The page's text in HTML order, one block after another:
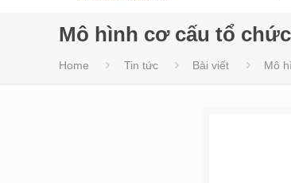
Mô hình cơ cấu tổ
Home Tin tức Bài viết Mô